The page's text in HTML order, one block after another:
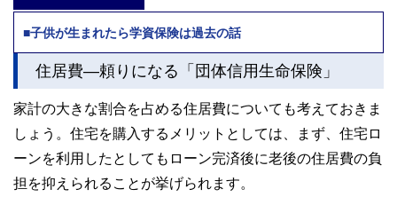
■子供が生まれたら学資保険は過去の話
住居費―頼りになる「団体信用生命保険」
家計の大きな割合を占める住居費についても考えておきま
しょう。住宅を購入するメリットとしては、まず、住宅ロ
ーンを利用したとしてもローン完済後に老後の住居費の負
担を抑えられることが挙げられます。